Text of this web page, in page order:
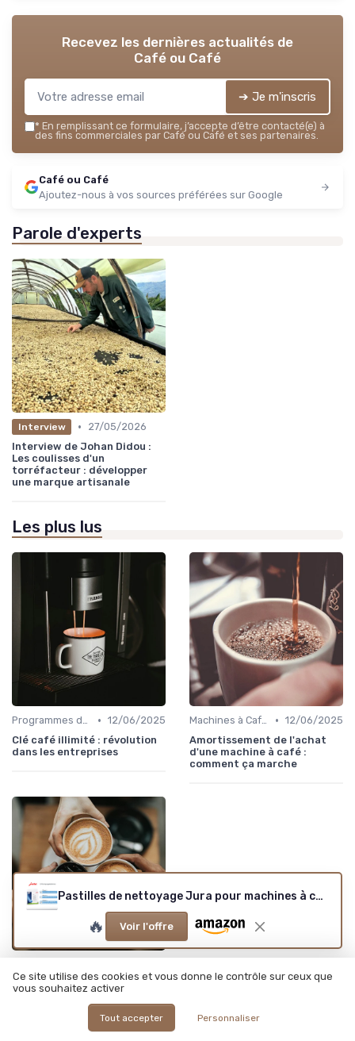
Recevez les dernières actualités de
Café ou Café
➔ Je m'inscris
* En remplissant ce formulaire, j’accepte d’être contacté(e) à
des fins commerciales par Café ou Café et ses partenaires.
Café ou Café
Ajoutez-nous à vos sources préférées sur Google
Parole d'experts
Interview •
27/05/2026
Interview de Johan Didou :
Les coulisses d'un
torréfacteur : développer
une marque artisanale
Les plus lus
Programmes de Fidélité et Offres d'Entreprise • 12/06/2025
Clé café illimité : révolution
dans les entreprises
Machines à Café Professionnelles • 12/06/2025
Amortissement de l'achat
d'une machine à café :
comment ça marche
Est-il possible d'installer un
Pastilles de nettoyage Jura pour machines à café
🔥 Voir l'offre
Ce site utilise des cookies et vous donne le contrôle sur ceux que
vous souhaitez activer
Tout accepter Personnaliser